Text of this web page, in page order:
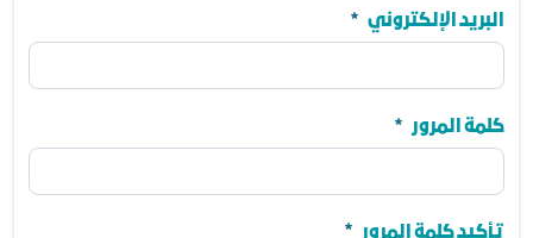
البريد الإلكتروني
مطلوب
كلمة المرور
مطلوب
تأكيد كلمة المرور